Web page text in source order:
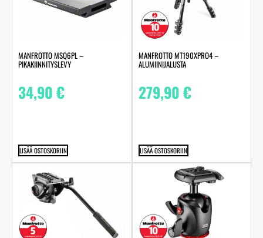
MANFROTTO MSQ6PL –
PIKAKIINNITYSLEVY
34,90€
LISÄÄ OSTOSKORIIN
MANFROTTO MT190XPRO4 –
ALUMIINIJALUSTA
279,90€
LISÄÄ OSTOSKORIIN